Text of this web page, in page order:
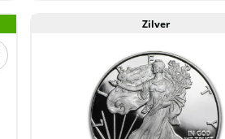
Zilver